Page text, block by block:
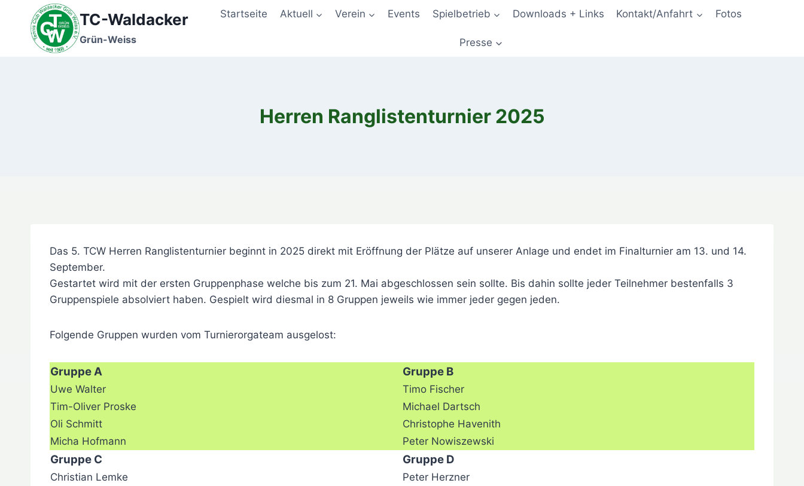
springen
TC-Waldacker
Grün-Weiss
Startseite Aktuell Verein Events Spielbetrieb Downloads + Links Kontakt/Anfahrt Fotos
Presse
Herren Ranglistenturnier 2025
Das 5. TCW Herren Ranglistenturnier beginnt in 2025 direkt mit Eröffnung der Plätze auf unserer Anlage und endet im Finalturnier am 13. und 14.
September.
Gestartet wird mit der ersten Gruppenphase welche bis zum 21. Mai abgeschlossen sein sollte. Bis dahin sollte jeder Teilnehmer bestenfalls 3
Gruppenspiele absolviert haben. Gespielt wird diesmal in 8 Gruppen jeweils wie immer jeder gegen jeden.
Folgende Gruppen wurden vom Turnierorgateam ausgelost:
Gruppe A Gruppe B
Uwe Walter
Timo Fischer
Tim-Oliver Proske
Michael Dartsch
Oli Schmitt
Christophe Havenith
Micha Hofmann
Peter Nowiszewski
Gruppe C Gruppe D
Christian Lemke
Peter Herzner